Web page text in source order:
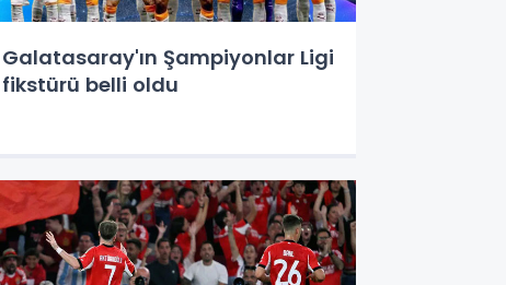
Galatasaray'ın Şampiyonlar Ligi
fikstürü belli oldu